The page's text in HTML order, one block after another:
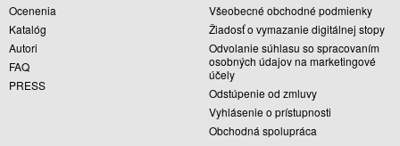
Ocenenia
Katalóg
Autori
FAQ
PRESS
Všeobecné obchodné podmienky
Žiadosť o vymazanie digitálnej stopy
Odvolanie súhlasu so spracovaním
osobných údajov na marketingové
účely
Odstúpenie od zmluvy
Vyhlásenie o prístupnosti
Obchodná spolupráca